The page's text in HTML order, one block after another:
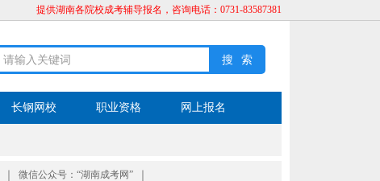
提供湖南各院校成考辅导报名，咨询电话：0731-83587381
长钢网校 职业资格 网上报名
微信公众号：“湖南成考网”